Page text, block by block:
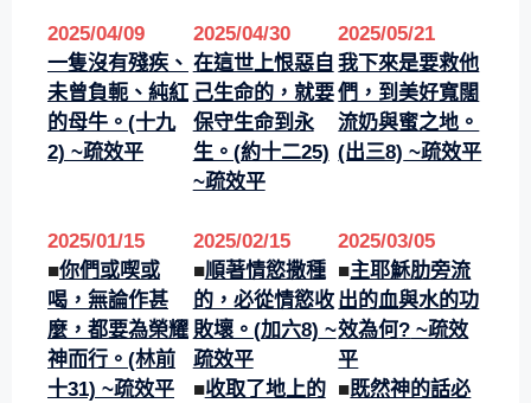
2025/04/09
一隻沒有殘疾、
未曾負軛、純紅
的母牛。(十九
2) ~疏效平
2025/04/30
在這世上恨惡自
己生命的，就要
保守生命到永
生。(約十二25)
~疏效平
2025/05/21
我下來是要救他
們，到美好寬闊
流奶與蜜之地。
(出三8) ~疏效平
2025/01/15
■你們或喫或
喝，無論作甚
麼，都要為榮耀
神而行。(林前
十31) ~疏效平
2025/02/15
■順著情慾撒種
的，必從情慾收
敗壞。(加六8) ~
疏效平
■收取了地上的
2025/03/05
■主耶穌肋旁流
出的血與水的功
效為何? ~疏效
平
■既然神的話必